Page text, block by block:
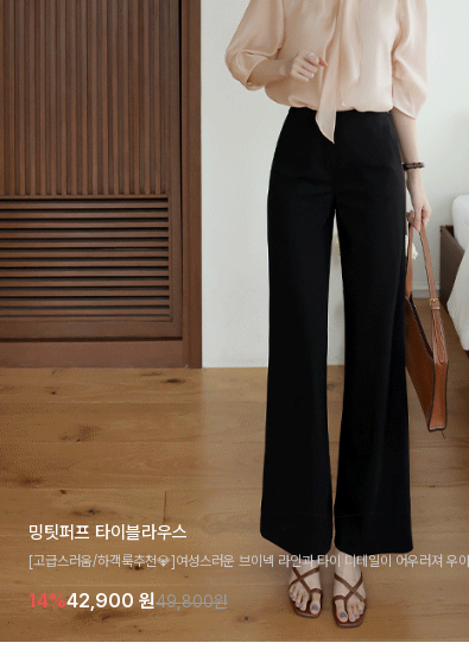
밍팃퍼프 타이블라우스
[고급스러움/하객룩추천💎]여성스러운 브이넥 라인과 타이 디테일이 어우러져 우
라우스 🤍 여유로운 7부 소매로 편안하게 착용되며 데일리룩부터 출근룩, 하객룩
기 좋은 아이템이에요
14%42,900 원49,800원